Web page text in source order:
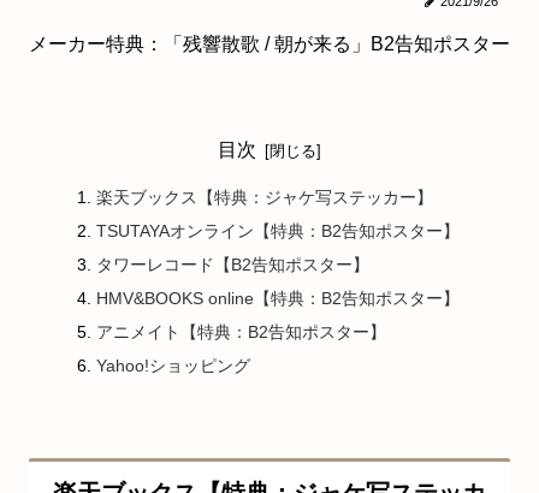
メーカー特典：「残響散歌 / 朝が来る」B2告知ポスター
目次
楽天ブックス【特典：ジャケ写ステッカー】
TSUTAYAオンライン【特典：B2告知ポスター】
タワーレコード【B2告知ポスター】
HMV&BOOKS online【特典：B2告知ポスター】
アニメイト【特典：B2告知ポスター】
Yahoo!ショッピング